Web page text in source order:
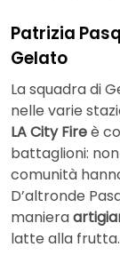
Patrizia
Gelato
La squadra di
nelle varie
LA City Fireè
battaglioni:
comunità
D’altronde
maniera
latte alla frutta.